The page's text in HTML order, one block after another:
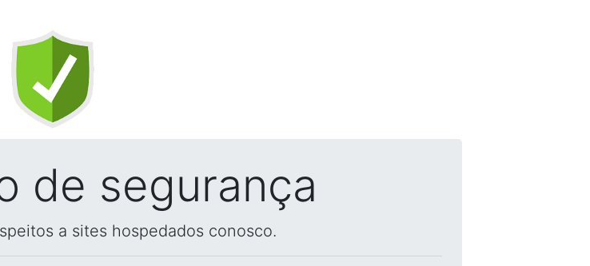
de segurança
a sites hospedados conosco.